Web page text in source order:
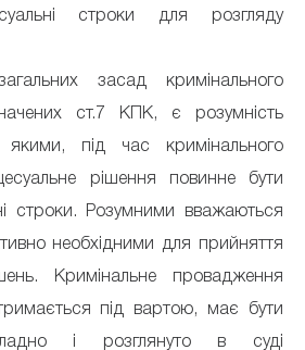
строки для розгляду
засад кримінального
ст.7 КПК, є розумність
якими, під час кримінального
рішення повинне бути
строки. Розумними вважаються
необхідними для прийняття
Кримінальне провадження
під вартою, має бути
і розглянуто в суді